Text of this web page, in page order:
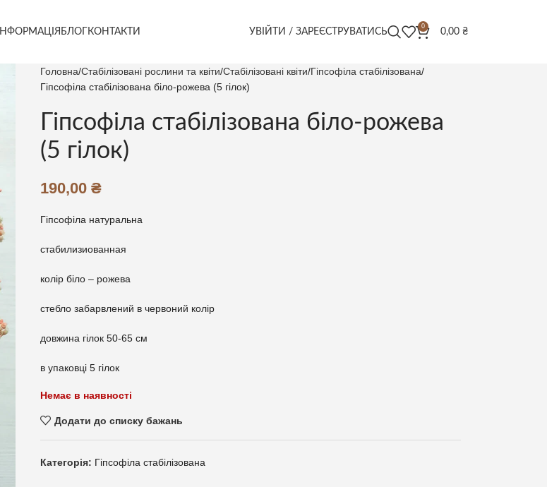
ІНФОРМАЦІЯ БЛОГ КОНТАКТИ УВІЙТИ / ЗАРЕЄСТРУВАТИСЬ
0
0,00 ₴
Головна Стабілізовані рослини та квіти Стабілізовані квіти Гіпсофіла стабілізована
Гіпсофіла стабілізована біло-рожева (5 гілок)
Гіпсофіла стабілізована біло-рожева
(5 гілок)
190,00 ₴
Гіпсофіла натуральна
стабилизиованная
колір біло – рожева
стебло забарвлений в червоний колір
довжина гілок 50-65 см
в упаковці 5 гілок
Немає в наявності
Додати до списку бажань
Категорія: Гіпсофіла стабілізована